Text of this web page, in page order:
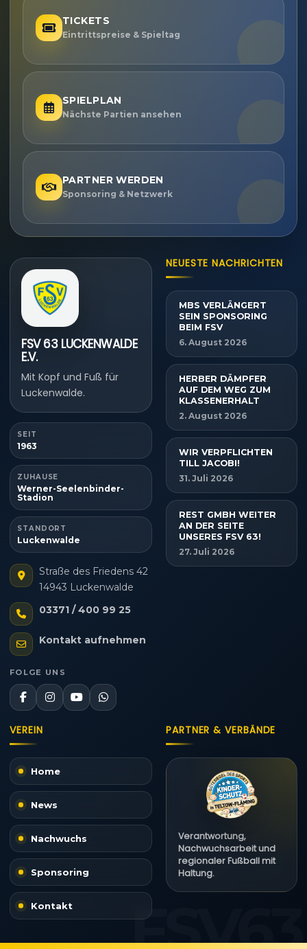
TICKETS
Eintrittspreise & Spieltag
SPIELPLAN
Nächste Partien ansehen
PARTNER WERDEN
Sponsoring & Netzwerk
FSV 63 LUCKENWALDE
E.V.
Mit Kopf und Fuß für
Luckenwalde.
SEIT
1963
ZUHAUSE
Werner-Seelenbinder-
Stadion
STANDORT
Luckenwalde
Straße des Friedens 42
14943 Luckenwalde
03371 / 400 99 25
Kontakt aufnehmen
FOLGE UNS
NEUESTE NACHRICHTEN
MBS VERLÄNGERT
SEIN SPONSORING
BEIM FSV
6. August 2026
HERBER DÄMPFER
AUF DEM WEG ZUM
KLASSENERHALT
2. August 2026
WIR VERPFLICHTEN
TILL JACOBI!
31. Juli 2026
REST GMBH WEITER
AN DER SEITE
UNSERES FSV 63!
27. Juli 2026
VEREIN
Home
News
Nachwuchs
Sponsoring
Kontakt
PARTNER & VERBÄNDE
Verantwortung,
Nachwuchsarbeit und
regionaler Fußball mit
Haltung.